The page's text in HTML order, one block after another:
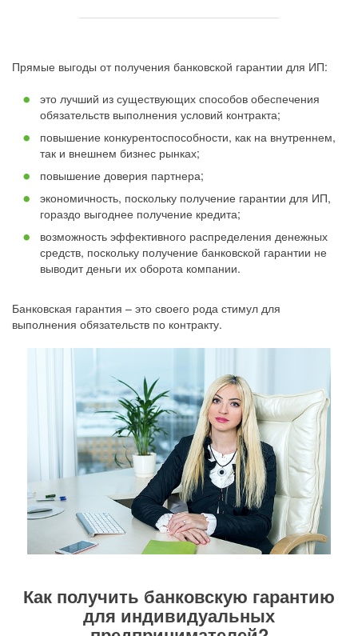
Прямые выгоды от получения банковской гарантии для ИП:
это лучший из существующих способов обеспечения
обязательств выполнения условий контракта;
повышение конкурентоспособности, как на внутреннем,
так и внешнем бизнес рынках;
повышение доверия партнера;
экономичность, поскольку получение гарантии для ИП,
гораздо выгоднее получение кредита;
возможность эффективного распределения денежных
средств, поскольку получение банковской гарантии не
выводит деньги их оборота компании.
Банковская гарантия – это своего рода стимул для
выполнения обязательств по контракту.
Как получить банковскую гарантию
для индивидуальных